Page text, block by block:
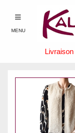
MENU
Livraison